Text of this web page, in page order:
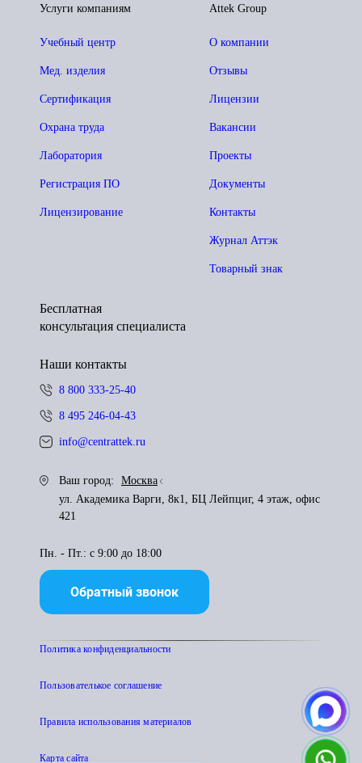
Attek Group
О компании
Отзывы
Лицензии
Вакансии
Проекты
Документы
Контакты
Журнал Аттэк
Товарный знак
Услуги компаниям
Учебный центр
Мед. изделия
Сертификация
Охрана труда
Лаборатория
Регистрация ПО
Лицензирование
Бесплатная
консультация специалиста
Наши контакты
8 800 333-25-40
8 495 246-04-43
info@centrattek.ru
Ваш город:
Москва
ул. Академика Варги, 8к1, БЦ Лейпциг, 4 этаж, офис
421
Пн. - Пт.: с 9:00 до 18:00
Обратный звонок
Политика конфиденциальности
Пользователькое соглашение
Правила использования материалов
Карта сайта